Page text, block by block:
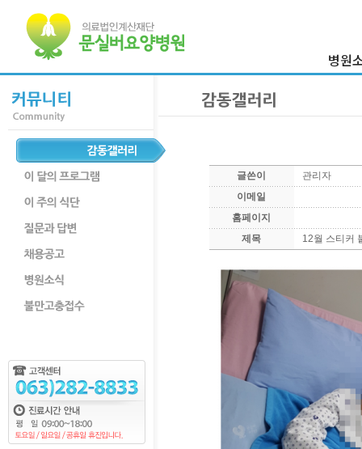
병원
병원
병원둘
부서
찾아오
글쓴이
관리자
이메일
홈페이지
제목
12월 스티커